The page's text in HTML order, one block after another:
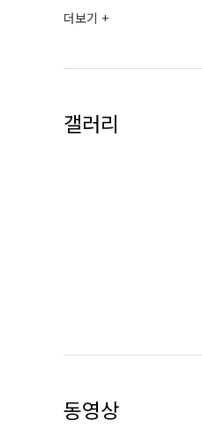
2023 웅남이
2020 안상태 첫번째
부리다가 진짜 싸움 잘
콘텐츠를 제작하고 있다.
더보기 +
갤러리
동영상